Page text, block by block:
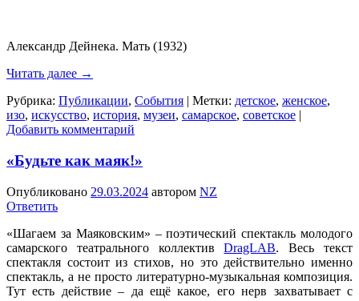
Александр Дейнека. Мать (1932)
Читать далее →
Рубрика: Публикации, События | Метки: детское, женское,
изо, искусство, история, музеи, самарское, советское |
Добавить комментарий
«Будьте как маяк!»
Опубликовано 29.03.2024 автором NZ
Ответить
«Шагаем за Маяковским» – поэтический спектакль молодого
самарского театрального коллективDragLAB. Весь текст
спектакля состоит из стихов, но это действительно именно
спектакль, а не просто литературно-музыкальная композиция.
Тут есть действие – да ещё какое, его нерв захватывает с